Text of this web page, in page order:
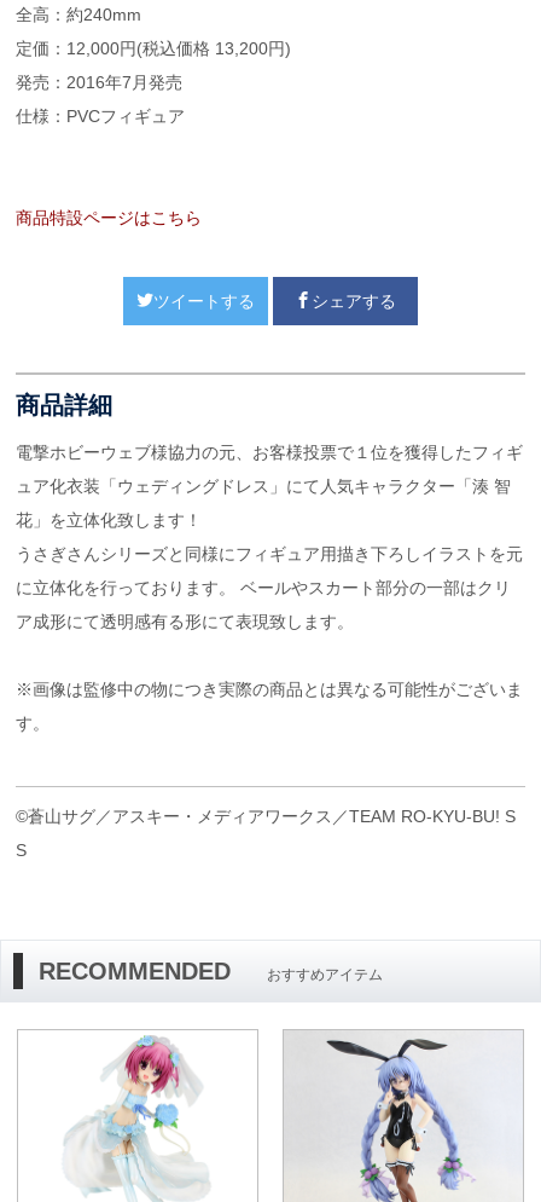
全高：約240mm
定価：12,000円(税込価格 13,200円)
発売：2016年7月発売
仕様：PVCフィギュア
商品特設ページはこちら
ツイートする シェアする
商品詳細
電撃ホビーウェブ様協力の元、お客様投票で１位を獲得したフィギ
ュア化衣装「ウェディングドレス」にて人気キャラクター「湊 智
花」を立体化致します！
うさぎさんシリーズと同様にフィギュア用描き下ろしイラストを元
に立体化を行っております。 ベールやスカート部分の一部はクリ
ア成形にて透明感有る形にて表現致します。
※画像は監修中の物につき実際の商品とは異なる可能性がございま
す。
©蒼山サグ／アスキー・メディアワークス／TEAM RO-KYU-BU! S
S
RECOMMENDED おすすめアイテム